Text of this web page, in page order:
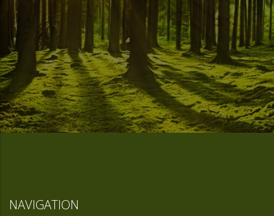
NAVIGATION